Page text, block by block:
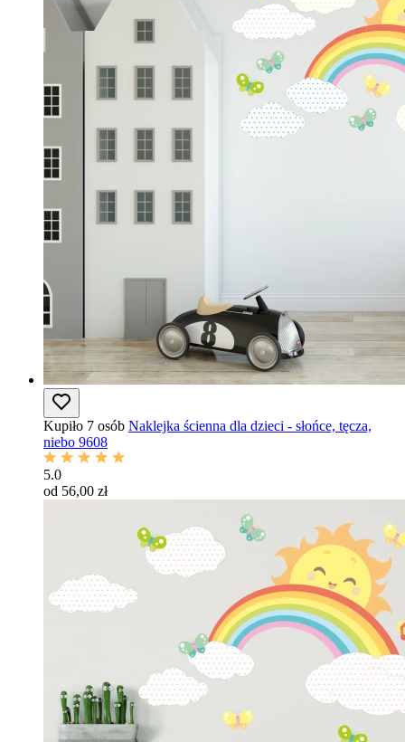
Kupiło 7 osób Naklejka ścienna dla dzieci - słońce, tęcza,
niebo 9608
5.0
od 56,00 zł